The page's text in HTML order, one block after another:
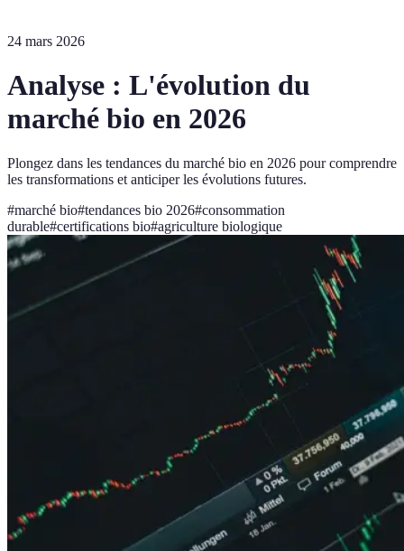
24 mars 2026
Analyse : L'évolution du
marché bio en 2026
Plongez dans les tendances du marché bio en 2026 pour comprendre
les transformations et anticiper les évolutions futures.
#marché bio#tendances bio 2026#consommation
durable#certifications bio#agriculture biologique